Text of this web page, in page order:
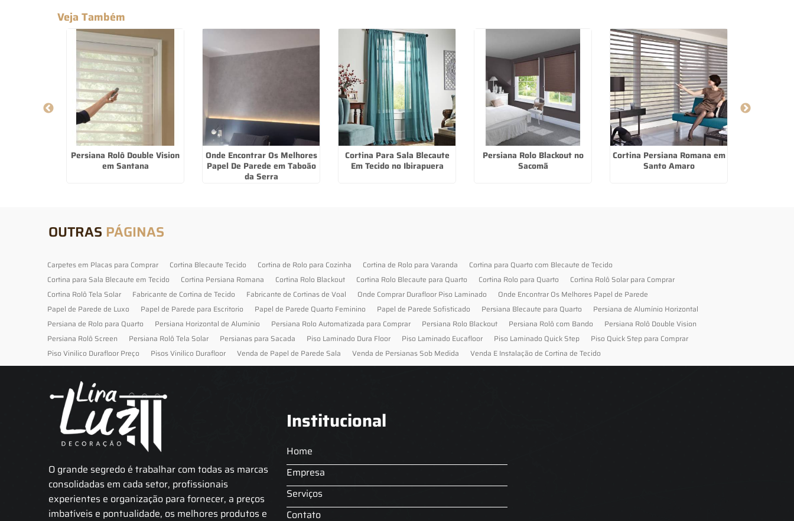
Veja Também
Persiana Rolô Double Vision
em Santana
Onde Encontrar Os Melhores
Papel De Parede em Taboão
da Serra
Cortina Para Sala Blecaute
Em Tecido no Ibirapuera
Persiana Rolo Blackout no
Sacomã
Cortina Persiana Romana em
Santo Amaro
OUTRAS PÁGINAS
Carpetes em Placas para Comprar Cortina Blecaute Tecido Cortina de Rolo para Cozinha Cortina de Rolo para Varanda
Cortina para Quarto com Blecaute de Tecido
Cortina para Sala Blecaute em Tecido
Cortina Persiana Romana Cortina Rolo Blackout Cortina Rolo Blecaute para Quarto Cortina Rolo para Quarto
Cortina Rolô Solar para Comprar
Cortina Rolô Tela Solar
Fabricante de Cortina de Tecido Fabricante de Cortinas de Voal Onde Comprar Durafloor Piso Laminado
Onde Encontrar Os Melhores Papel de Parede
Papel de Parede de Luxo
Papel de Parede para Escritorio Papel de Parede Quarto Feminino Papel de Parede Sofisticado Persiana Blecaute para Quarto
Persiana de Alumínio Horizontal
Persiana de Rolo para Quarto
Persiana Horizontal de Alumínio Persiana Rolo Automatizada para Comprar Persiana Rolo Blackout Persiana Rolô com Bando
Persiana Rolô Double Vision
Persiana Rolô Screen
Persiana Rolô Tela Solar Persianas para Sacada Piso Laminado Dura Floor Piso Laminado Eucafloor Piso Laminado Quick Step
Piso Quick Step para Comprar
Piso Vinilico Durafloor Preço
Pisos Vinilico Durafloor Venda de Papel de Parede Sala Venda de Persianas Sob Medida Venda E Instalação de Cortina de Tecido
O grande segredo é trabalhar com todas as marcas
consolidadas em cada setor, profissionais
experientes e organização para fornecer, a preços
imbatíveis e pontualidade, os melhores produtos e
Institucional
Home
Empresa
Serviços
Contato